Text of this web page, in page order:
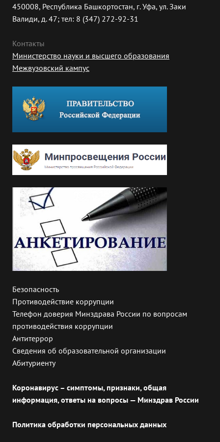
450008, Республика Башкортостан, г. Уфа, ул. Заки
Валиди, д. 47; тел: 8 (347) 272-92-31
Контакты
Министерство науки и высшего образования
Межвузовский кампус
Безопасность
Противодействие коррупции
Телефон доверия Минздрава России по вопросам
противодействия коррупции
Антитеррор
Сведения об образовательной организации
Абитуриенту
Коронавирус – симптомы, признаки, общая
информация, ответы на вопросы — Минздрав России
Политика обработки персональных данных